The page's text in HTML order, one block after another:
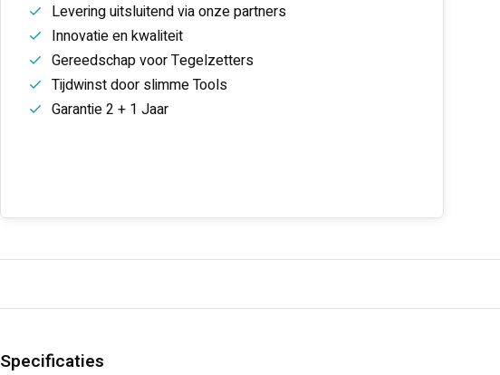
Levering uitsluitend via onze partners
Innovatie en kwaliteit
Gereedschap voor Tegelzetters
Tijdwinst door slimme Tools
Garantie 2 + 1 Jaar
Specificaties